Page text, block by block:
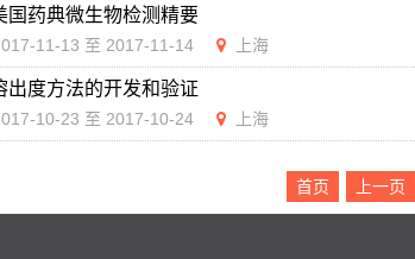
国药典微生物检测精要
11-13 至 2017-11-14 上海
出度方法的开发和验证
10-23 至 2017-10-24 上海
首页 上一页